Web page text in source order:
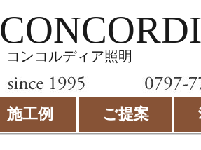
コンコルディア照明
施工例 ご提案